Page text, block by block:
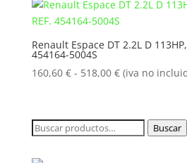
desde
160,60 €
hasta
Renault Espace DT 2.2L D
454164-5004S
160,60 € - 518,00 €Rango
desde
160,60 €
(iva no
Buscar
Buscar